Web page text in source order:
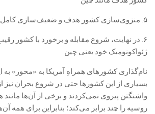
۵. منزوی‌سازی کشور هدف و ضعیف‌سازی کامل آن
۶. در نهایت، شروع مقابله و برخورد با کشور
ژئواکونومیک خود یعنی چین
نام‌گذاری کشورهای همراهِ آمریکا به «محور»
بسیاری از این کشورها حتی در شروع بحران
واشنگتن پیروی نمی‌کردند و برخی از آن‌ها مانند
روسیه را چند برابر می‌کند؛ بنابراین برای همه